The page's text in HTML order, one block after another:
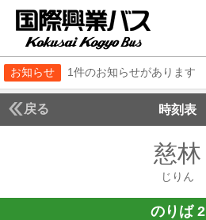
お知らせ 1件のお知らせがあります
戻る 時刻表
慈林
じりん
のりば 2